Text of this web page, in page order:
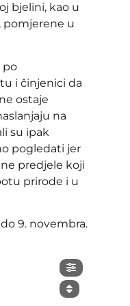
bjelini, kao u
pomjerene u
po
i činjenici da
ostaje
na
su ipak
pogledati jer
predjele koji
prirode i u
9. novembra.